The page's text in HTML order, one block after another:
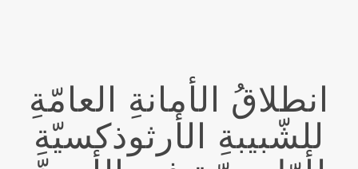
انطلاقُ الأمانةِ العامّةِ
للشّبيبةِ الأرثوذكسيّةِ